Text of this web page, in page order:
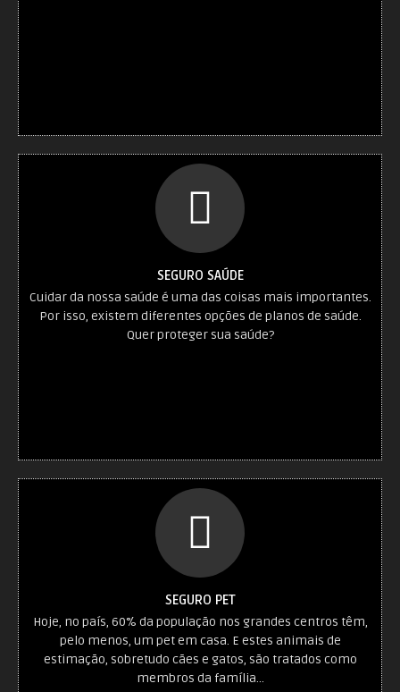
SEGURO SAÚDE
Cuidar da nossa saúde é uma das coisas mais importantes.
Por isso, existem diferentes opções de planos de saúde.
Quer proteger sua saúde?
SEGURO PET
Hoje, no país, 60% da população nos grandes centros têm,
pelo menos, um pet em casa. E estes animais de
estimação, sobretudo cães e gatos, são tratados como
membros da família...